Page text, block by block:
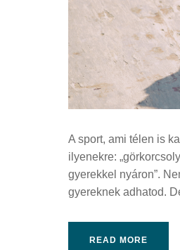
A sport, ami télen is
ilyenekre:
gyerekkel nyáron”.
gyereknek adhatod.
READ MORE